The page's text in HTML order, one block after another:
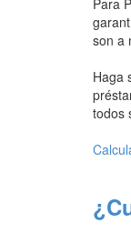
Para
son a
Haga
todos